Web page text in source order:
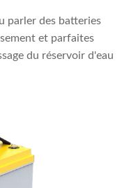
parler des batteries
et parfaites
du réservoir d'eau